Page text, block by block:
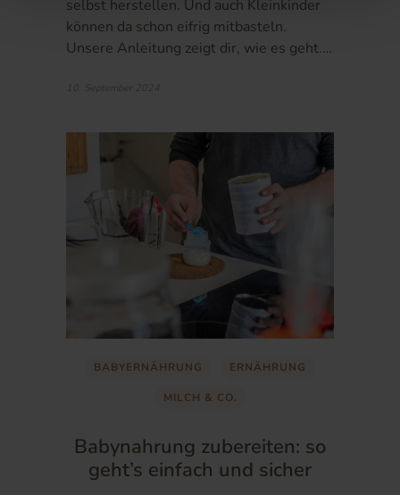
selbst herstellen. Und auch Kleinkinder
können da schon eifrig mitbasteln.
Unsere Anleitung zeigt dir, wie es geht.…
10. September 2024
BABYERNÄHRUNG ERNÄHRUNG
MILCH & CO.
Babynahrung zubereiten: so
geht’s einfach und sicher